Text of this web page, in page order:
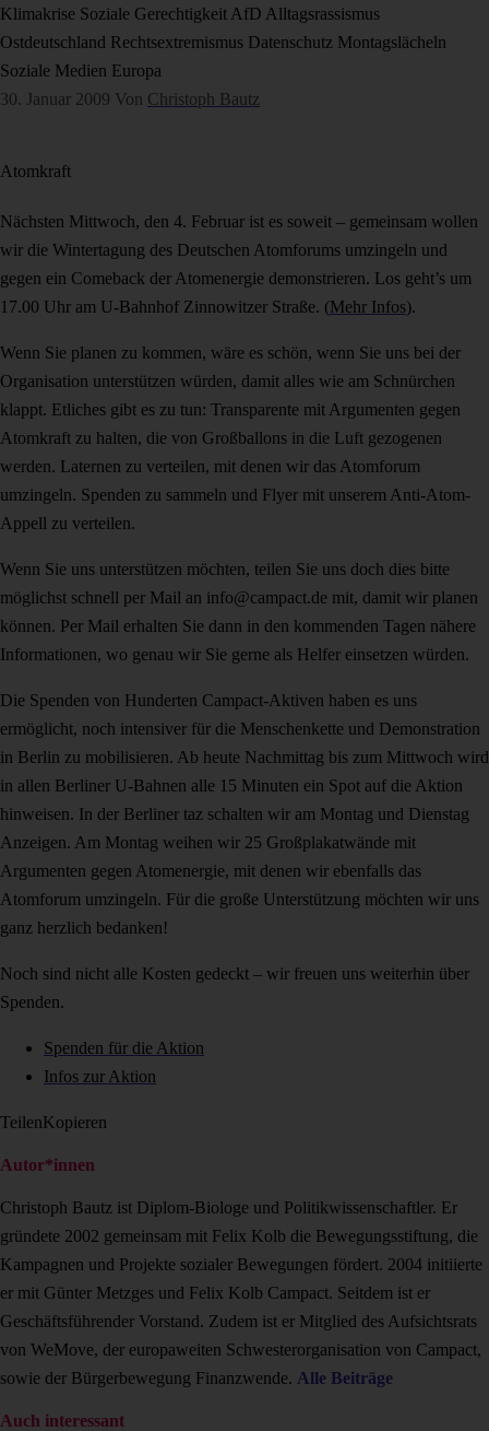
Klimakrise Soziale Gerechtigkeit AfD Alltagsrassismus
Ostdeutschland Rechtsextremismus Datenschutz Montagslächeln
Soziale Medien Europa
30. Januar 2009 Von Christoph Bautz
Atomkraft
Nächsten Mittwoch, den 4. Februar ist es soweit – gemeinsam wollen
wir die Wintertagung des Deutschen Atomforums umzingeln und
gegen ein Comeback der Atomenergie demonstrieren. Los geht’s um
17.00 Uhr am U-Bahnhof Zinnowitzer Straße. (Mehr Infos).
Wenn Sie planen zu kommen, wäre es schön, wenn Sie uns bei der
Organisation unterstützen würden, damit alles wie am Schnürchen
klappt. Etliches gibt es zu tun: Transparente mit Argumenten gegen
Atomkraft zu halten, die von Großballons in die Luft gezogenen
werden. Laternen zu verteilen, mit denen wir das Atomforum
umzingeln. Spenden zu sammeln und Flyer mit unserem Anti-Atom-
Appell zu verteilen.
Wenn Sie uns unterstützen möchten, teilen Sie uns doch dies bitte
möglichst schnell per Mail an info@campact.de mit, damit wir planen
können. Per Mail erhalten Sie dann in den kommenden Tagen nähere
Informationen, wo genau wir Sie gerne als Helfer einsetzen würden.
Die Spenden von Hunderten Campact-Aktiven haben es uns
ermöglicht, noch intensiver für die Menschenkette und Demonstration
in Berlin zu mobilisieren. Ab heute Nachmittag bis zum Mittwoch wird
in allen Berliner U-Bahnen alle 15 Minuten ein Spot auf die Aktion
hinweisen. In der Berliner taz schalten wir am Montag und Dienstag
Anzeigen. Am Montag weihen wir 25 Großplakatwände mit
Argumenten gegen Atomenergie, mit denen wir ebenfalls das
Atomforum umzingeln. Für die große Unterstützung möchten wir uns
ganz herzlich bedanken!
Noch sind nicht alle Kosten gedeckt – wir freuen uns weiterhin über
Spenden.
Spenden für die Aktion
Infos zur Aktion
TeilenKopieren
Autor*innen
Christoph Bautz ist Diplom-Biologe und Politikwissenschaftler. Er
gründete 2002 gemeinsam mit Felix Kolb die Bewegungsstiftung, die
Kampagnen und Projekte sozialer Bewegungen fördert. 2004 initiierte
er mit Günter Metzges und Felix Kolb Campact. Seitdem ist er
Geschäftsführender Vorstand. Zudem ist er Mitglied des Aufsichtsrats
von WeMove, der europaweiten Schwesterorganisation von Campact,
sowie der Bürgerbewegung Finanzwende. Alle Beiträge
Auch interessant